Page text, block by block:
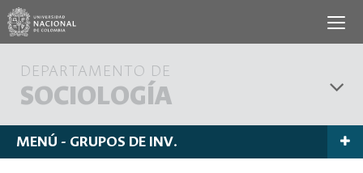
DEPARTAMENTO DE
SOCIOLOGÍA
MENÚ - GRUPOS DE INV.